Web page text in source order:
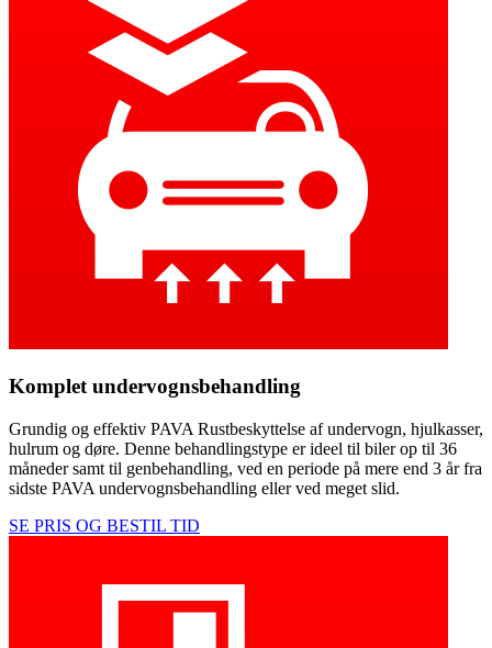
Komplet undervognsbehandling
Grundig og effektiv PAVA Rustbeskyttelse af undervogn, hjulkasser,
hulrum og døre. Denne behandlingstype er ideel til biler op til 36
måneder samt til genbehandling, ved en periode på mere end 3 år fra
sidste PAVA undervognsbehandling eller ved meget slid.
SE PRIS OG BESTIL TID